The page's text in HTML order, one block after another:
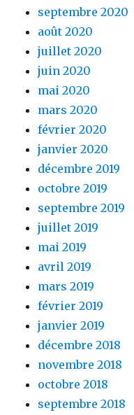
septembre 2020
août 2020
juillet 2020
juin 2020
mai 2020
mars 2020
février 2020
janvier 2020
décembre 2019
octobre 2019
septembre 2019
juillet 2019
mai 2019
avril 2019
mars 2019
février 2019
janvier 2019
décembre 2018
novembre 2018
octobre 2018
septembre 2018